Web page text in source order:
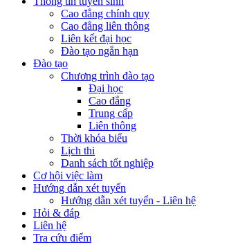
Cao đẳng chính quy
Cao đẳng liên thông
Liên kết đại học
Đào tạo ngắn hạn
Đào tạo
Chương trình đào tạo
Đại học
Cao đẳng
Trung cấp
Liên thông
Thời khóa biểu
Lịch thi
Danh sách tốt nghiệp
Cơ hội việc làm
Hướng dẫn xét tuyển
Hướng dẫn xét tuyển - Liên hệ
Hỏi & đáp
Liên hệ
Tra cứu điểm